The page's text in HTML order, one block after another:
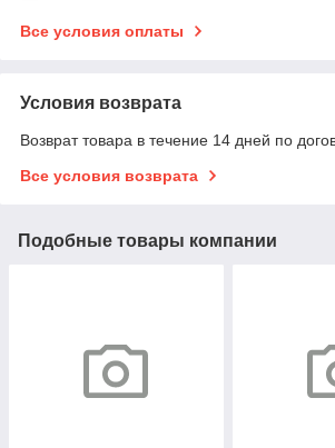
Все условия оплаты
Условия возврата
Возврат товара в течение 14 дней по
Все условия возврата
Подобные товары компании